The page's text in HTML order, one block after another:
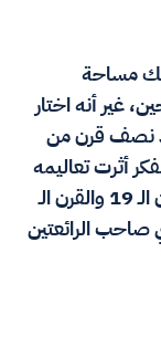
مساحة
غير أنه اختار
نصف قرن من
أثرت تعاليمه
في كثير من قادة العالم ومصلحيها في القرن الـ 19 والقرن الـ
صاحب الرائعتين